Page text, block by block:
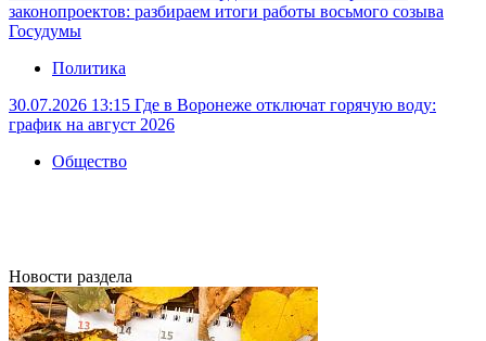
законопроектов: разбираем итоги работы восьмого созыва
Госудумы
Политика
30.07.2026 13:15 Где в Воронеже отключат горячую воду:
график на август 2026
Общество
Новости раздела